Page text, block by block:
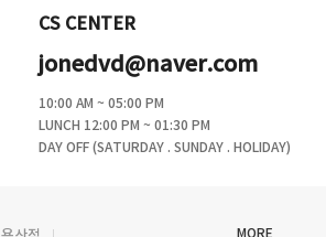
CS CENTER
jonedvd@naver.com
10:00 AM ~ 05:00 PM
LUNCH 12:00 PM ~ 01:30 PM
DAY OFF (SATURDAY . SUNDAY . HOLIDAY)
MORE